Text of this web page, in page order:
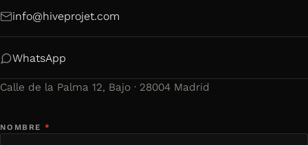
info@hiveprojet.com
WhatsApp
Calle de la Palma 12, Bajo · 28004 Madrid
NOMBRE*